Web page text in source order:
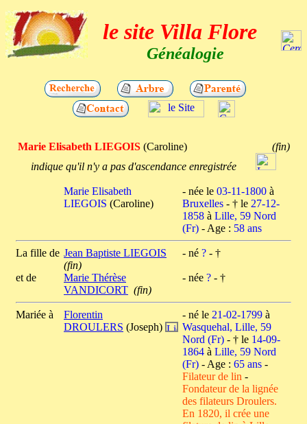
le site Villa Flore
Généalogie
Marie Elisabeth LIEGOIS(Caroline)
(fin)
indique qu'il n'y a pas d'ascendance enregistrée
Marie Elisabeth
LIEGOIS (Caroline)
- née le 03-11-1800 à
Bruxelles - † le 27-12-
1858 à Lille, 59 Nord
(Fr) - Age : 58 ans
La fille de Jean Baptiste LIEGOIS
(fin)
- né ? - †
et de
Marie Thérèse
VANDICORT (fin)
- née ? - †
Mariée à
Florentin
DROULERS (Joseph)
- né le 21-02-1799 à
Wasquehal, Lille, 59
Nord (Fr) - † le 14-09-
1864 à Lille, 59 Nord
(Fr) - Age : 65 ans -
Filateur de lin -
Fondateur de la lignée
des filateurs Droulers.
En 1820, il crée une